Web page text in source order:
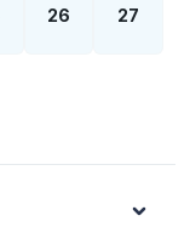
26 27